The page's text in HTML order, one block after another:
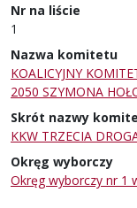
Nr na liście
1
Nazwa komitetu
KOALICYJNY
2050 SZYMONA
Skrót nazwy
KKW TRZECIA
Okręg wyborczy
Okręg wyborczy nr 1